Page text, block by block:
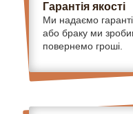
Гарантія якості
Ми надаємо
або браку ми
повернемо гроші.